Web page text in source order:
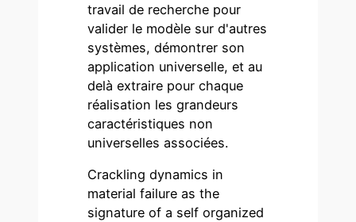
travail de recherche pour
valider le modèle sur d'autres
systèmes, démontrer son
application universelle, et au
delà extraire pour chaque
réalisation les grandeurs
caractéristiques non
universelles associées.
Crackling dynamics in
material failure as the
signature of a self organized